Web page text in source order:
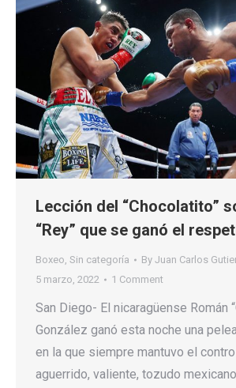
Lección del “Chocolatito”
“Rey” que se ganó el
Boxeo, Sin categoría By Juan Carlos
5 marzo, 2022
1 Comment
San Diego- El nicaragüense Román
González ganó esta noche una
en la que siempre mantuvo el
aguerrido, valiente, tozudo